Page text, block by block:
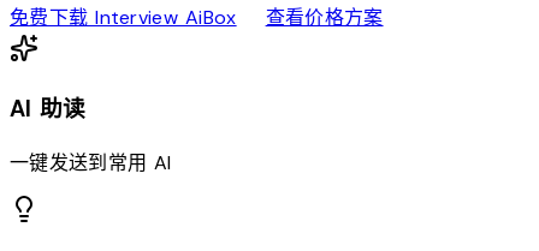
免费下载 Interview AiBoxdownload查看价格方案sell
AI 助读
一键发送到常用 AI